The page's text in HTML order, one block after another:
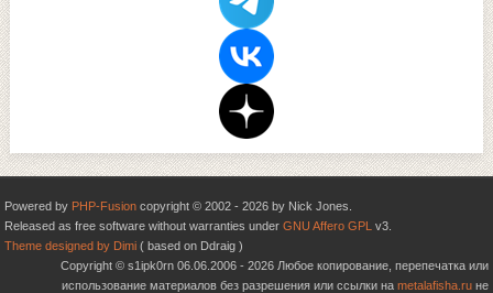
Powered by PHP-Fusion copyright © 2002 - 2026 by Nick Jones.
Released as free software without warranties under GNU Affero GPL v3.
Theme designed by Dimi ( based on Ddraig )
Copyright © s1ipk0rn 06.06.2006 - 2026 Любое копирование, перепечатка или
использование материалов без разрешения или ссылки на metalafisha.ru не